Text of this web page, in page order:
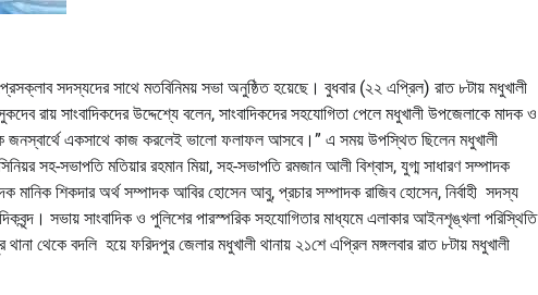
সদস্যদের সাথে মতবিনিময় সভা অনুষ্ঠিত হয়েছে। বুধবার (২২ এপ্রিল) রাত ৮টায় মধুখালী
রায় সাংবাদিকদের উদ্দেশ্যে বলেন, সাংবাদিকদের সহযোগিতা পেলে মধুখালী উপজেলাকে মাদক ও
জনস্বার্থে একসাথে কাজ করলেই ভালো ফলাফল আসবে।” এ সময় উপস্থিত ছিলেন মধুখালী
সহ-সভাপতি মতিয়ার রহমান মিয়া, সহ-সভাপতি রমজান আলী বিশ্বাস, যুগ্ম সাধারণ সম্পাদক
মানিক শিকদার অর্থ সম্পাদক আবির হোসেন আবু, প্রচার সম্পাদক রাজিব হোসেন, নির্বাহী সদস্য
সভায় সাংবাদিক ও পুলিশের পারস্পরিক সহযোগিতার মাধ্যমে এলাকার আইনশৃঙ্খলা পরিস্থিতি
থেকে বদলি হয়ে ফরিদপুর জেলার মধুখালী থানায় ২১শে এপ্রিল মঙ্গলবার রাত ৮টায় মধুখালী